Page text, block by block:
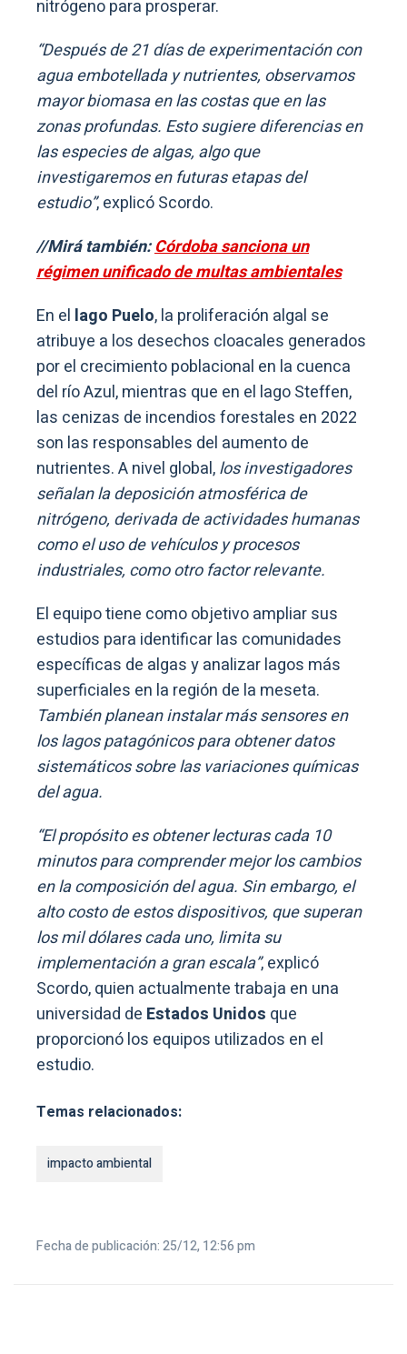
nitrógeno para prosperar.
“Después de 21 días de experimentación con
agua embotellada y nutrientes, observamos
mayor biomasa en las costas que en las
zonas profundas. Esto sugiere diferencias en
las especies de algas, algo que
investigaremos en futuras etapas del
estudio”, explicó Scordo.
//Mirá también:Córdoba sanciona un
régimen unificado de multas ambientales
En el lago Puelo, la proliferación algal se
atribuye a los desechos cloacales generados
por el crecimiento poblacional en la cuenca
del río Azul, mientras que en el lago Steffen,
las cenizas de incendios forestales en 2022
son las responsables del aumento de
nutrientes. A nivel global,los investigadores
señalan la deposición atmosférica de
nitrógeno, derivada de actividades humanas
como el uso de vehículos y procesos
industriales, como otro factor relevante.
El equipo tiene como objetivo ampliar sus
estudios para identificar las comunidades
específicas de algas y analizar lagos más
superficiales en la región de la meseta.
También planean instalar más sensores en
los lagos patagónicos para obtener datos
sistemáticos sobre las variaciones químicas
del agua.
“El propósito es obtener lecturas cada 10
minutos para comprender mejor los cambios
en la composición del agua. Sin embargo, el
alto costo de estos dispositivos, que superan
los mil dólares cada uno, limita su
implementación a gran escala”, explicó
Scordo, quien actualmente trabaja en una
universidad de Estados Unidos que
proporcionó los equipos utilizados en el
estudio.
Temas relacionados:
impacto ambiental
Fecha de publicación: 25/12, 12:56 pm